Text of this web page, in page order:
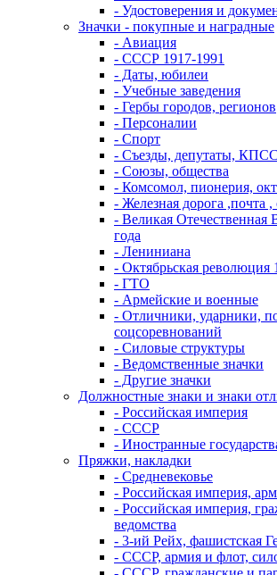
- Удостоверения и
Значки - покупные и наградные
- Авиация
- СССР 1917-1991
- Даты, юбилеи
- Учебные заведения
- Гербы городов, регионов
- Персоналии
- Спорт
- Съезды, депутаты, КПСС
- Союзы, общества
- Комсомол, пионерия,
- Железная дорога ,почта ,
- Великая Отечественная
года
- Лениниана
- Октябрьская революция
- ГТО
- Армейские и военные
- Отличники, ударники,
соцсоревнований
- Силовые структуры
- Ведомственные значки
- Другие значки
Должностные знаки и знаки
- Российская империя
- СССР
- Иностранные
Пряжки, накладки
- Средневековье
- Российская империя,
- Российская империя,
ведомства
- 3-ий Рейх, фашистская
- СССР, армия и флот,